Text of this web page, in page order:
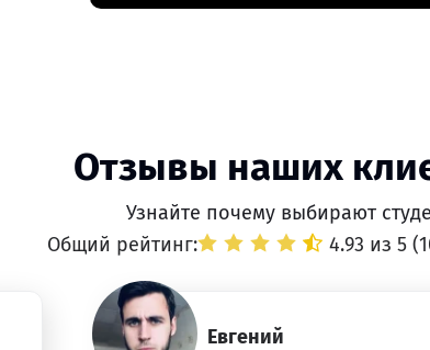
Отзывы наших
Узнайте почему выбирают
Общий рейтинг:
4.93 из 5 (
Евгений